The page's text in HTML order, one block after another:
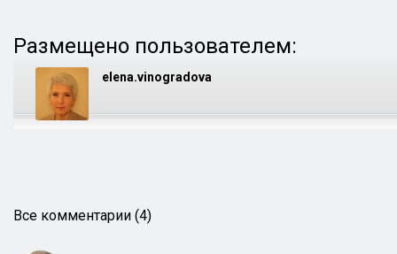
Размещено пользователем:
elena.vinogradova
Все комментарии (4)